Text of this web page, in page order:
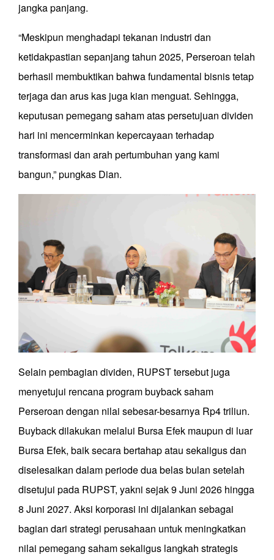
jangka panjang.
“Meskipun menghadapi tekanan industri dan
ketidakpastian sepanjang tahun 2025, Perseroan telah
berhasil membuktikan bahwa fundamental bisnis tetap
terjaga dan arus kas juga kian menguat. Sehingga,
keputusan pemegang saham atas persetujuan dividen
hari ini mencerminkan kepercayaan terhadap
transformasi dan arah pertumbuhan yang kami
bangun,” pungkas Dian.
Selain pembagian dividen, RUPST tersebut juga
menyetujui rencana program buyback saham
Perseroan dengan nilai sebesar-besarnya Rp4 triliun.
Buyback dilakukan melalui Bursa Efek maupun di luar
Bursa Efek, baik secara bertahap atau sekaligus dan
diselesaikan dalam periode dua belas bulan setelah
disetujui pada RUPST, yakni sejak 9 Juni 2026 hingga
8 Juni 2027. Aksi korporasi ini dijalankan sebagai
bagian dari strategi perusahaan untuk meningkatkan
nilai pemegang saham sekaligus langkah strategis